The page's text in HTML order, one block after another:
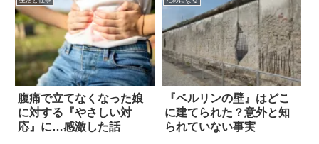
腹痛で立てなくなった娘
に対する『やさしい対
応』に…感激した話
『ベルリンの壁』はどこ
に建てられた？意外と知
られていない事実